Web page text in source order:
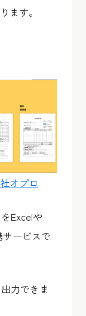
ます。
オプロ
Excelや
ービスで
力できま